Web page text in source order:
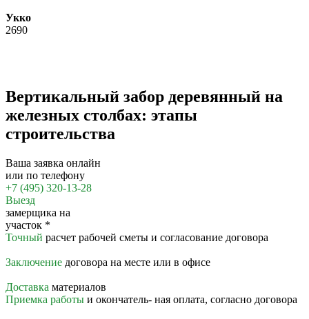
Укко
2690
Вертикальный забор деревянный на
железных столбах: этапы
строительства
Ваша заявка онлайн
или по телефону
+7 (495) 320-13-28
Выезд
замерщика на
участок *
Точный расчет рабочей сметы и согласование договора
Заключение договора на месте или в офисе
Доставка материалов
Приемка работы и окончатель- ная оплата, согласно договора